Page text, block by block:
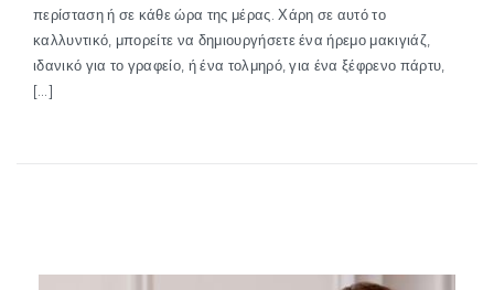
περίσταση ή σε κάθε ώρα της μέρας. Χάρη σε αυτό το
καλλυντικό, μπορείτε να δημιουργήσετε ένα ήρεμο μακιγιάζ,
ιδανικό για το γραφείο, ή ένα τολμηρό, για ένα ξέφρενο ​​πάρτυ,
[…]